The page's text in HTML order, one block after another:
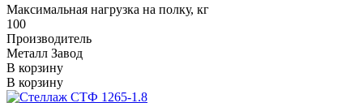
Максимальная нагрузка на полку, кг
100
Производитель
Металл Завод
В корзину
В корзину